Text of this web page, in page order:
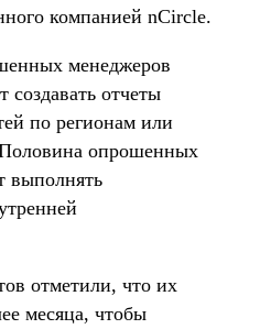
компанией nCircle.
менеджеров
создавать отчеты
по регионам или
Половина опрошенных
выполнять
отметили, что их
месяца, чтобы